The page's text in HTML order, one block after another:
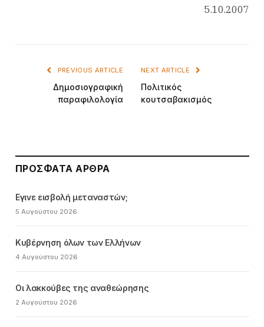
5.10.2007
PREVIOUS ARTICLE
Δημοσιογραφική
παραφιλολογία
NEXT ARTICLE
Πολιτικός
κουτσαβακισμός
ΠΡΌΣΦΑΤΑ ΆΡΘΡΑ
Εγινε εισβολή μεταναστών;
5 Αυγούστου 2026
Κυβέρνηση όλων των Ελλήνων
4 Αυγούστου 2026
Οι λακκούβες της αναθεώρησης
2 Αυγούστου 2026